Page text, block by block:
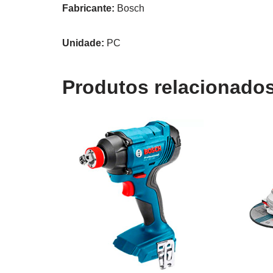
Fabricante: Bosch
Unidade: PC
Produtos